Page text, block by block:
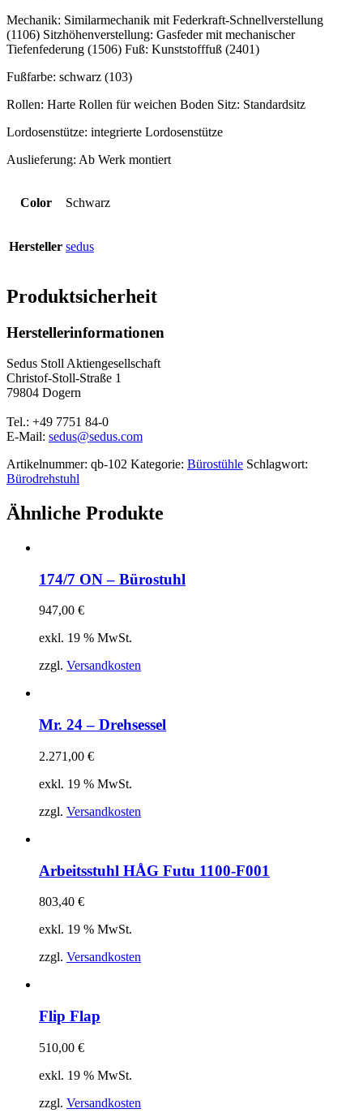
Mechanik: Similarmechanik mit Federkraft-Schnellverstellung
(1106) Sitzhöhenverstellung: Gasfeder mit mechanischer
Tiefenfederung (1506) Fuß: Kunststofffuß (2401)
Fußfarbe: schwarz (103)
Rollen: Harte Rollen für weichen Boden Sitz: Standardsitz
Lordosenstütze: integrierte Lordosenstütze
Auslieferung: Ab Werk montiert
Color Schwarz
Hersteller sedus
Produktsicherheit
Herstellerinformationen
Sedus Stoll Aktiengesellschaft
Christof-Stoll-Straße 1
79804 Dogern
Tel.: +49 7751 84-0
E-Mail: sedus@sedus.com
Artikelnummer: qb-102 Kategorie: Bürostühle Schlagwort:
Bürodrehstuhl
Ähnliche Produkte
174/7 ON – Bürostuhl
947,00 €
exkl. 19 % MwSt.
zzgl. Versandkosten
Mr. 24 – Drehsessel
2.271,00 €
exkl. 19 % MwSt.
zzgl. Versandkosten
Arbeitsstuhl HÅG Futu 1100-F001
803,40 €
exkl. 19 % MwSt.
zzgl. Versandkosten
Flip Flap
510,00 €
exkl. 19 % MwSt.
zzgl. Versandkosten